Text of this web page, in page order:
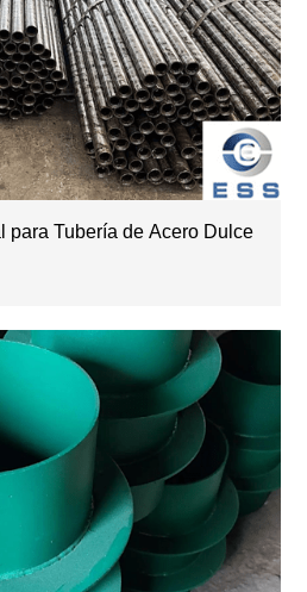
para Tubería de Acero Dulce